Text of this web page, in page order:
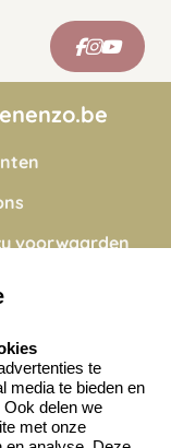
voorwaarden
te
media te bieden en
delen we
met onze